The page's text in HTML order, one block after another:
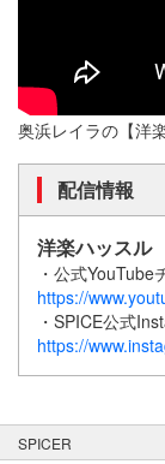
奥浜レイラの【洋
配信情報
洋楽ハッスル
・公式YouTube
https://
・SPICE公式
https://
SPICER